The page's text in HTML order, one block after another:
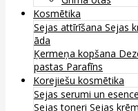
Kosmētika
Sejas attīrīšana Sejas
āda
Ķermeņa kopšana
pastas Parafīns
Korejiešu kosmētika
Sejas serumi un
Sejas toneri Sejas